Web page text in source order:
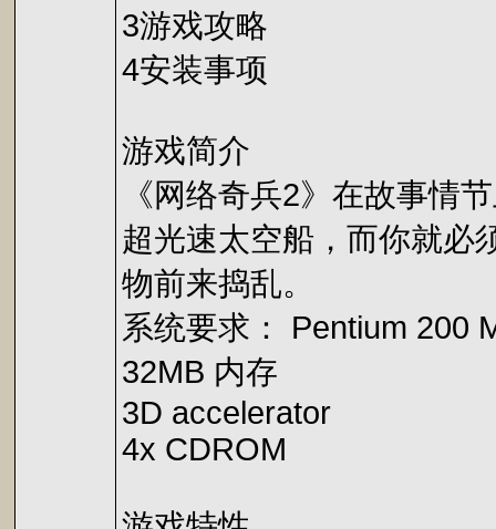
3游戏攻略
4安装事项
游戏简介
《网络奇兵2》在故事情
超光速太空船，而你就必
物前来捣乱。
系统要求： Pentium 200
32MB 内存
3D accelerator
4x CDROM